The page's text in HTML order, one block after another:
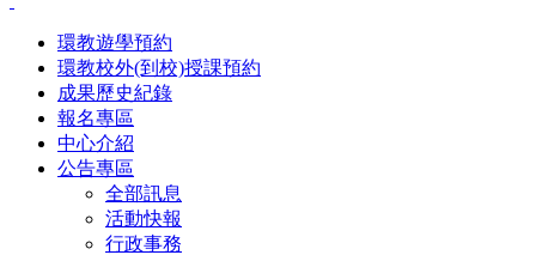
環教遊學預約
環教校外(到校)授課預約
成果歷史紀錄
報名專區
中心介紹
公告專區
全部訊息
活動快報
行政事務